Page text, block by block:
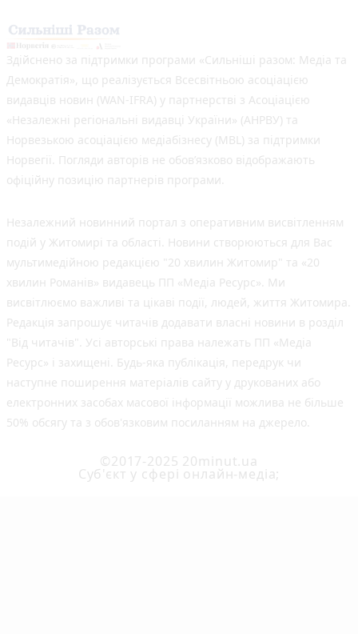
Здійснено за підтримки програми «Сильніші разом: Медіа та
Демократія», що реалізується Всесвітньою асоціацією
видавців новин (WAN-IFRA) у партнерстві з Асоціацією
«Незалежні регіональні видавці України» (АНРВУ) та
Норвезькою асоціацією медіабізнесу (MBL) за підтримки
Норвегії. Погляди авторів не обов’язково відображають
офіційну позицію партнерів програми.
Незалежний новинний портал з оперативним висвітленням
подій у Житомирі та області. Новини створюються для Вас
мультимедійною редакцією "20 хвилин Житомир" та «20
хвилин Романів» видавець ПП «Медіа Ресурс». Ми
висвітлюємо важливі та цікаві події, людей, життя Житомира.
Редакція запрошує читачів додавати власні новини в розділ
"Від читачів". Усі авторські права належать ПП «Медіа
Ресурс» і захищені. Будь-яка публiкацiя, передрук чи
наступне поширення матеріалів сайту у друкованих або
електронних засобах масової інформації можлива не більше
50% обсягу та з обов'язковим посиланням на джерело.
©2017-2025 20minut.ua
Cуб'єкт у сфері онлайн-медіа;